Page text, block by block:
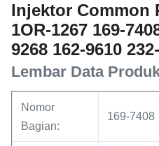
Injektor Common
1OR-1267 169-
9268 162-9610
177-4753
Lembar Data
Nomor
Bagian:
169-7408